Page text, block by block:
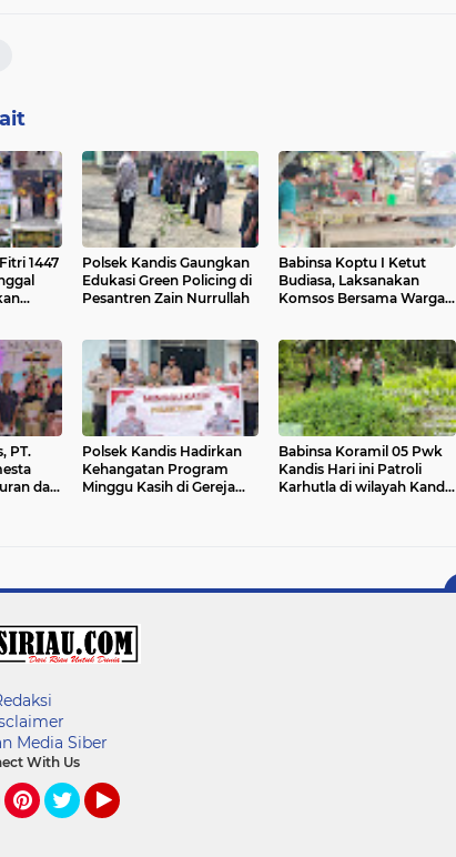
1447
Polsek Kandis Gaungkan
Edukasi Green Policing di
Pesantren Zain Nurrullah
Babinsa Koptu I Ketut
Budiasa, Laksanakan
Komsos Bersama Warga
PT.
dan
Polsek Kandis Hadirkan
Kehangatan Program
Minggu Kasih di Gereja
Babinsa Koramil 05 Pwk
Kandis Hari ini Patroli
Karhutla di wilayah Kandis
Media Siber
With Us